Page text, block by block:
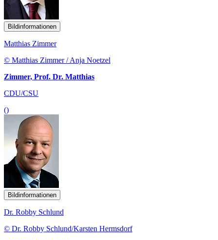
Bildinformationen
Matthias Zimmer
© Matthias Zimmer / Anja Noetzel
Zimmer, Prof. Dr. Matthias
CDU/CSU
()
Bildinformationen
Dr. Robby Schlund
© Dr. Robby Schlund/Karsten Hermsdorf